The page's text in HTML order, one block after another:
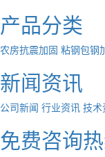
产品分类
农房抗震加固 粘钢包钢
新闻资讯
公司新闻 行业资讯 技术
免费咨询